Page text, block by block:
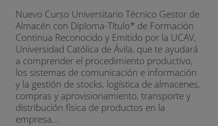
Nuevo Curso Universitario Técnico Gestor de
Almacén con Diploma-Título* de Formación
Continua Reconocido y Emitido por la UCAV,
Universidad Católica de Ávila, que te ayudará
a comprender el procedimiento productivo,
los sistemas de comunicación e información
y la gestión de stocks, logística de almacenes,
compras y aprovisionamiento, transporte y
distribución física de productos en la
empresa...